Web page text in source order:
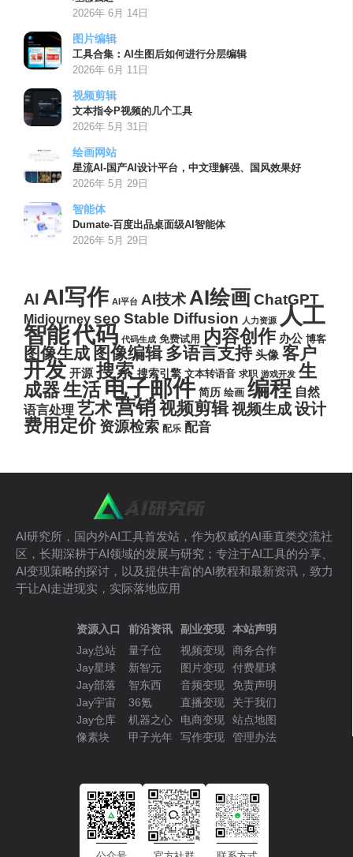
2026年 6月 14日
图片编辑
工具合集：AI生图后如何进行分层编辑
2026年 6月 11日
视频剪辑
文本指令P视频的几个工具
2026年 5月 31日
绘画网站
星流AI-国产AI设计平台，中文理解强、国风效果好
2026年 5月 29日
智能体
Dumate-百度出品桌面级AI智能体
2026年 5月 29日
AI AI写作 AI平台 AI技术AI绘画ChatGPT
Midjourney seo Stable Diffusion 人力资源 人工
智能代码 代码生成 免费试用 内容创作 办公 博客
图像生成 图像编辑 多语言支持 头像 客户
开发 开源 搜索 搜索引擎 文本转语音 求职 游戏开发 生
成器生活电子邮件 简历 绘画 编程 自然
语言处理 艺术营销视频剪辑视频生成设计
费用定价 资源检索 配乐 配音
AI研究所，国内外AI工具首发站，作为权威的AI垂直类交流社
区，长期深耕于AI领域的发展与研究；专注于AI工具的分享、
AI变现策略的探讨，以及提供丰富的AI教程和最新资讯，致力
于让AI走进现实，实际落地应用
资源入口
Jay总站
Jay星球
Jay部落
Jay宇宙
Jay仓库
像素块
前沿资讯
量子位
新智元
智东西
36氪
机器之心
甲子光年
副业变现
视频变现
图片变现
音频变现
直播变现
电商变现
写作变现
本站声明
商务合作
付费星球
免责声明
关于我们
站点地图
管理办法